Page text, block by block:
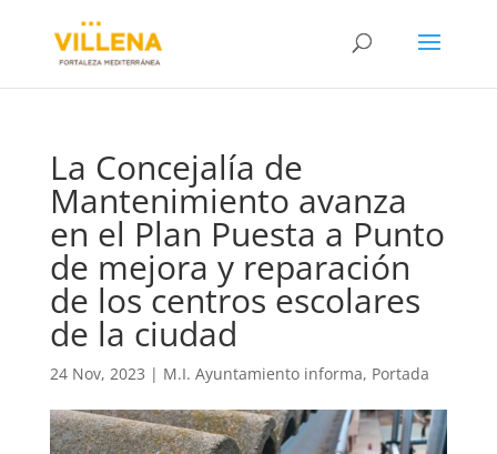
La Concejalía de
Mantenimiento avanza
en el Plan Puesta a Punto
de mejora y reparación
de los centros escolares
de la ciudad
24 Nov, 2023 | M.I. Ayuntamiento informa, Portada